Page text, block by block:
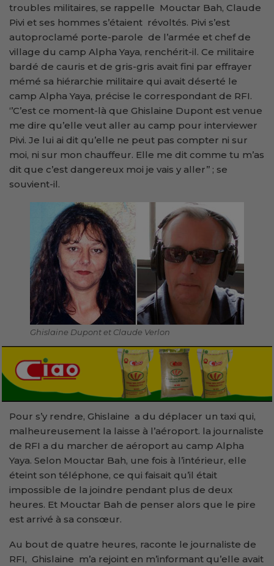
troubles militaires, se rappelle Mouctar Bah, Claude
Pivi et ses hommes s’étaient révoltés. Pivi s’est
autoproclamé porte-parole de l’armée et chef de
village du camp Alpha Yaya, renchérit-il. Ce militaire
bardé de cauris et de gris-gris avait fini par effrayer
mémé sa hiérarchie militaire qui avait déserté le
camp Alpha Yaya, précise le correspondant de RFI.
‘’C’est ce moment-là que Ghislaine Dupont est venue
me dire qu’elle veut aller au camp pour interviewer
Pivi. Je lui ai dit qu’elle ne peut pas compter ni sur
moi, ni sur mon chauffeur. Elle me dit comme tu m’as
dit que c’est dangereux moi je vais y aller’’ ; se
souvient-il.
Ghislaine Dupont et Claude Verlon
Pour s’y rendre, Ghislaine a du déplacer un taxi qui,
malheureusement la laisse à l’aéroport. la journaliste
de RFI a du marcher de aéroport au camp Alpha
Yaya. Selon Mouctar Bah, une fois à l’intérieur, elle
éteint son téléphone, ce qui faisait qu’il était
impossible de la joindre pendant plus de deux
heures. Et Mouctar Bah de penser alors que le pire
est arrivé à sa consœur.
Au bout de quatre heures, raconte le journaliste de
RFI, Ghislaine m’a rejoint en m’informant qu’elle avait